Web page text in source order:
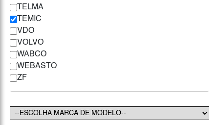
TELMA
TEMIC
VDO
VOLVO
WABCO
WEBASTO
ZF